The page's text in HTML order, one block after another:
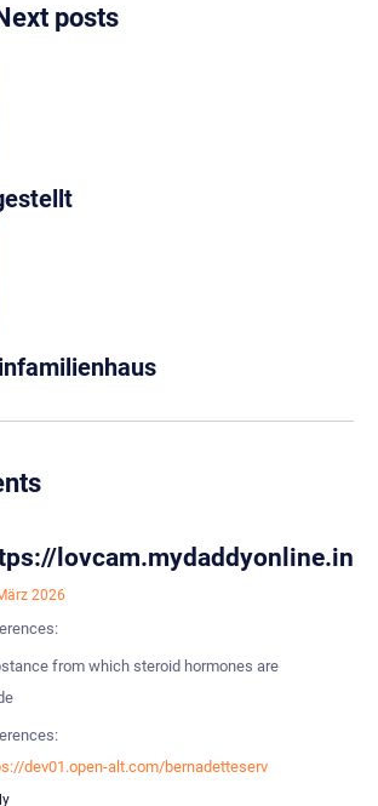
posts
lovcam.mydaddyonline.in/
2026
from which steroid hormones are
dev01.open-alt.com/bernadetteserv